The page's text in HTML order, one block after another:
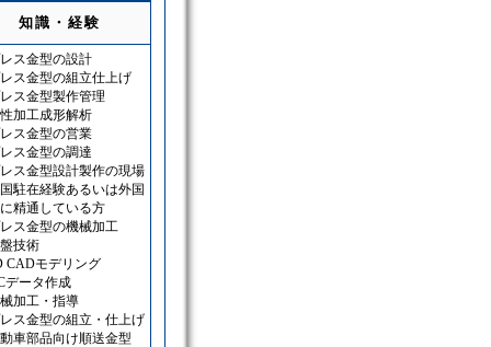
知識・経験
レス金型の設計
レス金型の組立仕上げ
レス金型製作管理
性加工成形解析
レス金型の営業
レス金型の調達
レス金型設計製作の現場
国駐在経験あるいは外国
精通している方
レス金型の機械加工
盤技術
CADモデリング
データ作成
械加工・指導
レス金型の組立・仕上げ
動車部品向け順送金型